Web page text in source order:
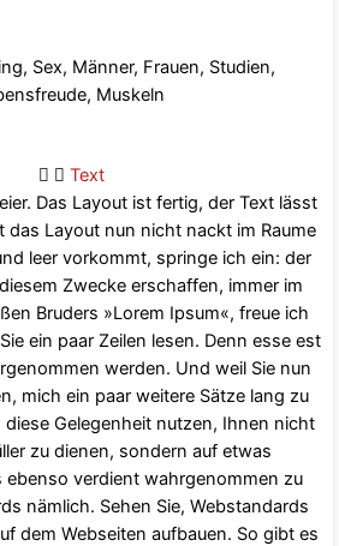
Sex, Männer, Frauen, Studien,
Muskeln
Text
Das Layout ist fertig, der Text lässt
das Layout nun nicht nackt im Raume
leer vorkommt, springe ich ein: der
Zwecke erschaffen, immer im
Bruders »Lorem Ipsum«, freue ich
ein paar Zeilen lesen. Denn esse est
werden. Und weil Sie nun
mich ein paar weitere Sätze lang zu
Gelegenheit nutzen, Ihnen nicht
zu dienen, sondern auf etwas
ebenso verdient wahrgenommen zu
nämlich. Sehen Sie, Webstandards
dem Webseiten aufbauen. So gibt es